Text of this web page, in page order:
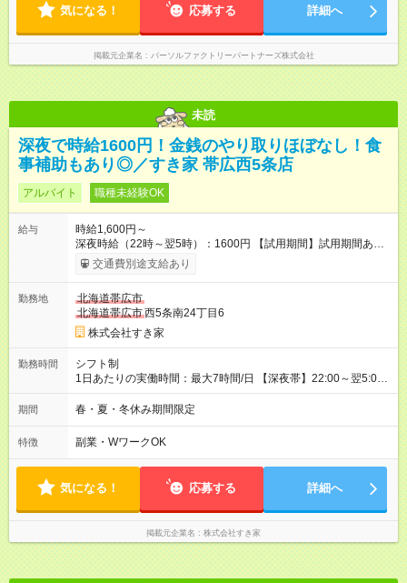
気になる！ 応募する 詳細へ
掲載元企業名 パーソルファクトリーパートナーズ株式会社
未読
深夜で時給1600円！金銭のやり取りほぼなし！食
事補助もあり◎／すき家 帯広西5条店
アルバイト 職種未経験OK
給与
時給1,600円～
深夜時給（22時～翌5時）：1600円 【試用期間】試用期間あり
試用期間の長さ：1ヶ月 雇用形態、給与は本採用時と同じです。
試用期間の実態は30日（※条件変更なし）ですが、切り上げで
同時給）
交通費別途支給あり
勤務地
北海道帯広市
北海道帯広市西5条南24丁目6
株式会社すき家
勤務時間
シフト制
1日あたりの実働時間：最大7時間/日 【深夜帯】22:00～翌5:00
週2日～・1日2h～OK◎ ※22:00から翌5:00までは18歳以上の方
のみ勤務可能です（18歳未満の深夜業務禁止のため） ★深夜で
す。 必ず、2名以上での勤務を行いますので、安心して働けま
す。
期間 春・夏・冬休み期間限定
特徴 副業・WワークOK
気になる！ 応募する 詳細へ
掲載元企業名 株式会社すき家